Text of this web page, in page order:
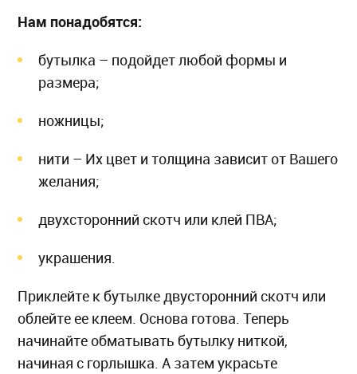
Нам понадобятся:
бутылка – подойдет любой формы и
размера;
ножницы;
нити – Их цвет и толщина зависит от Вашего
желания;
двухсторонний скотч или клей ПВА;
украшения.
Приклейте к бутылке двусторонний скотч или
облейте ее клеем. Основа готова. Теперь
начинайте обматывать бутылку ниткой,
начиная с горлышка. А затем украсьте